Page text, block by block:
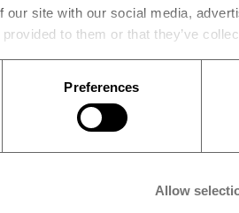
our site with our social media,
provided to them or that they’ve
Preferences
Allow
intenti di
il sistema di
dati saranno